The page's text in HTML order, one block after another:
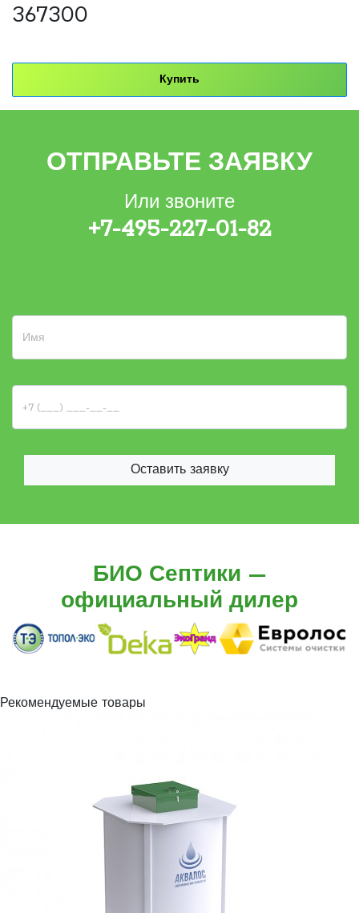
367300
Купить
ОТПРАВЬТЕ ЗАЯВКУ
Или звоните
+7-495-227-01-82
Оставить заявку
БИО Септики —
официальный дилер
Рекомендуемые товары